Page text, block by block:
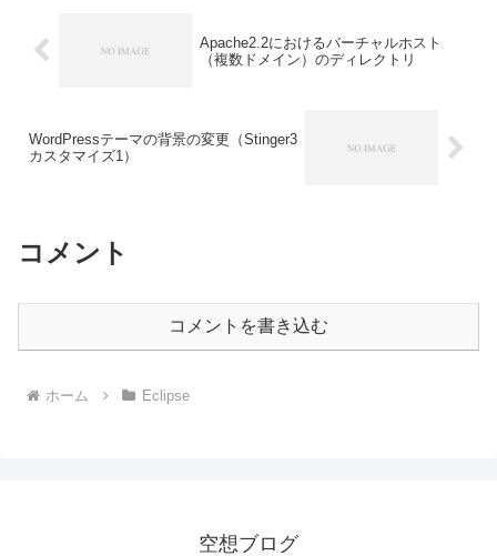
Apache2.2におけるバーチャルホスト
（複数ドメイン）のディレクトリ
WordPressテーマの背景の変更（Stinger3
カスタマイズ1）
コメント
コメントを書き込む
ホーム Eclipse
空想ブログ